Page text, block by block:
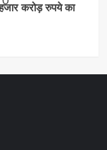
करोड़ रुपये का